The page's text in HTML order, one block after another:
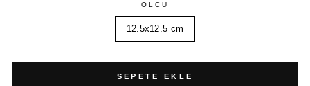
ÖLÇÜ
12.5x12.5 cm
SEPETE EKLE